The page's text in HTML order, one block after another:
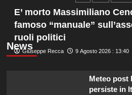
riscaldamento
globale
le
nostre
articoli
News
E’ morto Massimiliano
famoso “manuale”
ruoli politici
Giuseppe Recca 9 Agosto 2026 : 13:40
Meteo post
persiste in